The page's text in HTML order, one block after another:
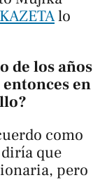
lo
de los años
en
como
que
pero